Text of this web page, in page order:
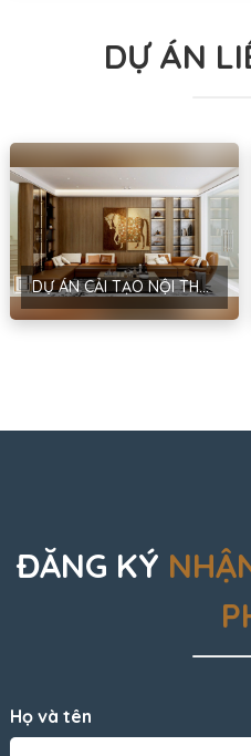
DỰ ÁN
DỰ ÁN CẢI TẠO NỘI THẤT NHÀ Ở TẠI HẢI PHÒNG THEO PHONG CÁCH HIỆN ĐẠI
ĐĂNG KÝ
Họ và tên